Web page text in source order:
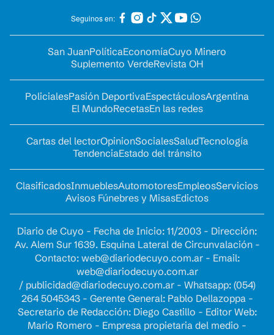
Seguinos en:
San JuanPolíticaEconomíaCuyo Minero
Suplemento VerdeRevista OH
PolicialesPasión DeportivaEspectáculosArgentina
El MundoRecetasEn las redes
Cartas del lectorOpinionSocialesSaludTecnología
TendenciaEstado del tránsito
ClasificadosInmueblesAutomotoresEmpleosServicios
Avisos Fúnebres y MisasEdictos
Diario de Cuyo - Fecha de Inicio: 11/2003 - Dirección:
Av. Alem Sur 1639. Esquina Lateral de Circunvalación -
Contacto: web@diariodecuyo.com.ar- Email:
web@diariodecuyo.com.ar
/ publicidad@diariodecuyo.com.ar- Whatsapp: (054)
264 5045343 - Gerente General: Pablo Dellazoppa -
Secretario de Redacción: Diego Castillo - Editor Web:
Mario Romero - Empresa propietaria del medio -